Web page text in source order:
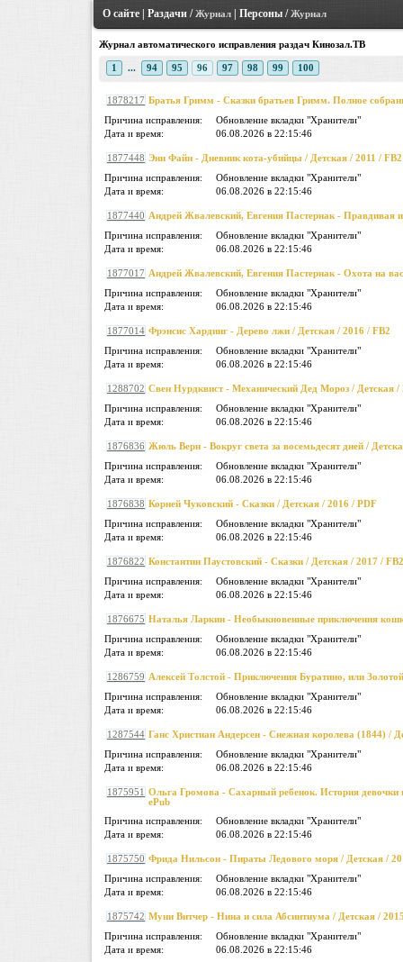
О сайте Раздачи /Журнал Персоны /Журнал
Журнал автоматического исправления раздач Кинозал.ТВ
1 ... 94 95 96 97 98 99 100
1878217 Братья Гримм - Сказки братьев Гримм. Полное
Причина исправления:
Обновление вкладки "Хранители"
Дата и время:
06.08.2026 в 22:15:46
1877448 Энн Файн - Дневник кота-убийцы / Детская / 2011 / FB2
Причина исправления:
Обновление вкладки "Хранители"
Дата и время:
06.08.2026 в 22:15:46
1877440 Андрей Жвалевский, Евгения Пастернак - Правдивая
Причина исправления:
Обновление вкладки "Хранители"
Дата и время:
06.08.2026 в 22:15:46
1877017 Андрей Жвалевский, Евгения Пастернак - Охота на
Причина исправления:
Обновление вкладки "Хранители"
Дата и время:
06.08.2026 в 22:15:46
1877014 Фрэнсис Хардинг - Дерево лжи / Детская / 2016 / FB2
Причина исправления:
Обновление вкладки "Хранители"
Дата и время:
06.08.2026 в 22:15:46
1288702 Свен Нурдквист - Механический Дед Мороз / Детская /
Причина исправления:
Обновление вкладки "Хранители"
Дата и время:
06.08.2026 в 22:15:46
1876836 Жюль Верн - Вокруг света за восемьдесят дней /
Причина исправления:
Обновление вкладки "Хранители"
Дата и время:
06.08.2026 в 22:15:46
1876838 Корней Чуковский - Сказки / Детская / 2016 / PDF
Причина исправления:
Обновление вкладки "Хранители"
Дата и время:
06.08.2026 в 22:15:46
1876822 Константин Паустовский - Сказки / Детская / 2017 / FB2
Причина исправления:
Обновление вкладки "Хранители"
Дата и время:
06.08.2026 в 22:15:46
1876675 Наталья Ларкин - Необыкновенные приключения
Причина исправления:
Обновление вкладки "Хранители"
Дата и время:
06.08.2026 в 22:15:46
1286759 Алексей Толстой - Приключения Буратино, или
Причина исправления:
Обновление вкладки "Хранители"
Дата и время:
06.08.2026 в 22:15:46
1287544 Ганс Христиан Андерсен - Снежная королева (1844) /
Причина исправления:
Обновление вкладки "Хранители"
Дата и время:
06.08.2026 в 22:15:46
1875951
Ольга Громова - Сахарный ребенок. История девочки
ePub
Причина исправления:
Обновление вкладки "Хранители"
Дата и время:
06.08.2026 в 22:15:46
1875750 Фрида Нильсон - Пираты Ледового моря / Детская /
Причина исправления:
Обновление вкладки "Хранители"
Дата и время:
06.08.2026 в 22:15:46
1875742 Муни Витчер - Нина и сила Абсинтиума / Детская /
Причина исправления:
Обновление вкладки "Хранители"
Дата и время:
06.08.2026 в 22:15:46